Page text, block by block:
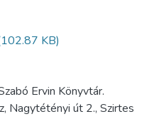
KB)
Ervin Könyvtár.
Nagytétényi út 2., Szirtes